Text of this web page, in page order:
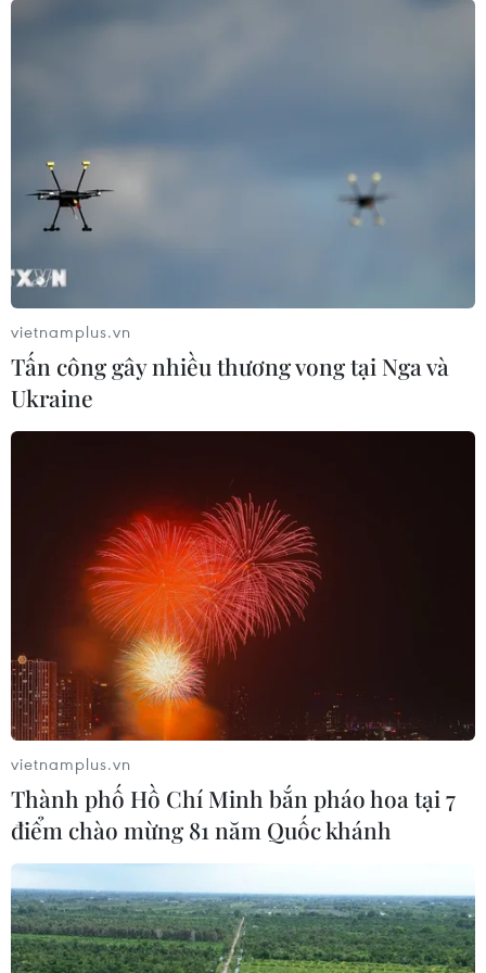
25/11/2019 02:29
Trận đấu giữa đội tuyển U22 Việt Nam và U22 Brunei tại
Sea Games 30 diễn ra lúc 15h ngày 25/11/2019.
Hé lộ về đội hình ra quân của U22 Việt
Nam trong trận gặp U22 Brunei
25/11/2019 03:31
Nhiều khả năng trong trận ra quân gặp U22 Brunei,
huấn luyện viên Park Hang-seo sẽ cho Quang Hải, Văn
Hậu, Hùng Dũng và Huy Hoàng nghỉ ngơi trên băng
ghế dự bị.
vietnamplus.vn
Tấn công gây nhiều thương vong tại Nga và
Ukraine
vietnamplus.vn
Thành phố Hồ Chí Minh bắn pháo hoa tại 7
điểm chào mừng 81 năm Quốc khánh